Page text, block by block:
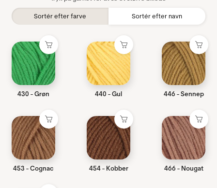
Sortér efter farve Sortér efter navn
430 - Grøn 440 - Gul 446 - Sennep
453 - Cognac 454 - Kobber 466 - Nougat